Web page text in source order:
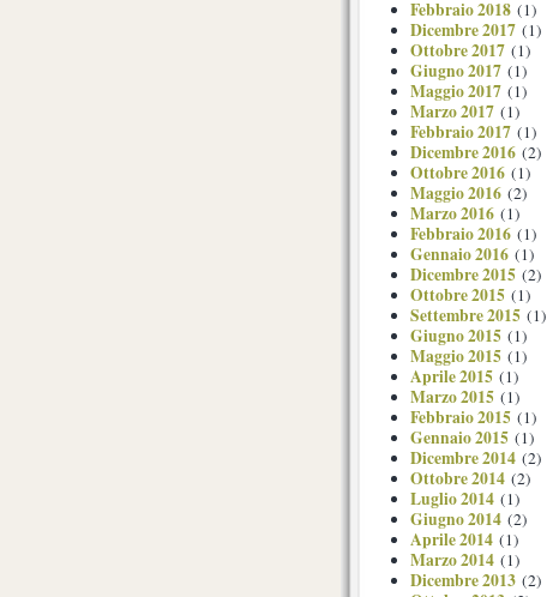
Febbraio 2018 (1)
Dicembre 2017 (1)
Ottobre 2017 (1)
Giugno 2017 (1)
Maggio 2017 (1)
Marzo 2017 (1)
Febbraio 2017 (1)
Dicembre 2016 (2)
Ottobre 2016 (1)
Maggio 2016 (2)
Marzo 2016 (1)
Febbraio 2016 (1)
Gennaio 2016 (1)
Dicembre 2015 (2)
Ottobre 2015 (1)
Settembre 2015 (1)
Giugno 2015 (1)
Maggio 2015 (1)
Aprile 2015 (1)
Marzo 2015 (1)
Febbraio 2015 (1)
Gennaio 2015 (1)
Dicembre 2014 (2)
Ottobre 2014 (2)
Luglio 2014 (1)
Giugno 2014 (2)
Aprile 2014 (1)
Marzo 2014 (1)
Dicembre 2013 (2)